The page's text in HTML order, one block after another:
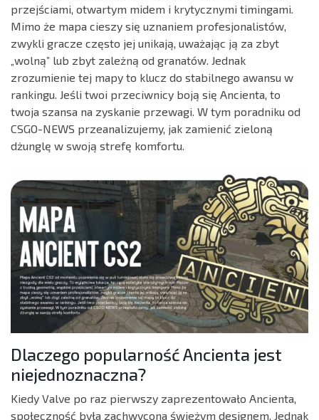
przejściami, otwartym midem i krytycznymi timingami.
Mimo że mapa cieszy się uznaniem profesjonalistów,
zwykli gracze często jej unikają, uważając ją za zbyt
„wolną” lub zbyt zależną od granatów. Jednak
zrozumienie tej mapy to klucz do stabilnego awansu w
rankingu. Jeśli twoi przeciwnicy boją się Ancienta, to
twoja szansa na zyskanie przewagi. W tym poradniku od
CSGO-NEWS przeanalizujemy, jak zamienić zieloną
dżunglę w swoją strefę komfortu.
Dlaczego popularność Ancienta jest
niejednoznaczna?
Kiedy Valve po raz pierwszy zaprezentowało Ancienta,
społeczność była zachwycona świeżym designem. Jednak